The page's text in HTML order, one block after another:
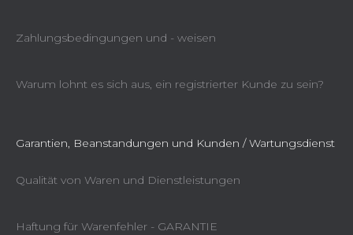
Zahlungsbedingungen und - weisen
Warum lohnt es sich aus, ein registrierter Kunde zu sein?
Garantien, Beanstandungen und Kunden / Wartungsdienst
Qualität von Waren und Dienstleistungen
Haftung für Warenfehler - GARANTIE